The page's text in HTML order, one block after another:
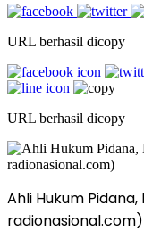
URL berhasil dicopy
URL berhasil dicopy
Ahli Hukum
radionasional.com)